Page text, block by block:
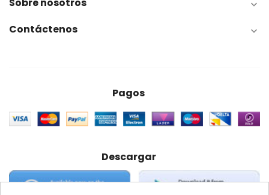

Contáctenos 
Pagos
Descargar